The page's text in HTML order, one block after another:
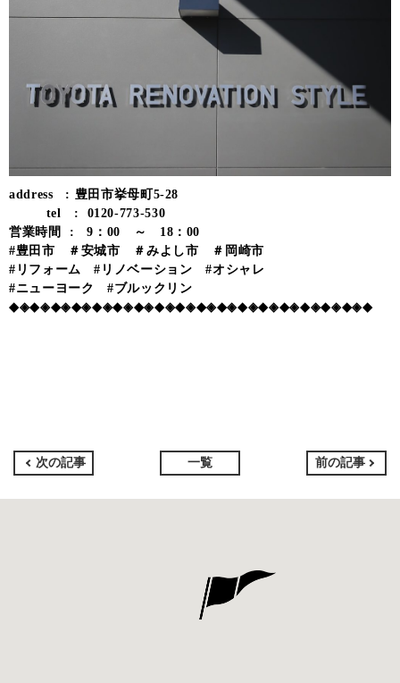
address : 豊田市挙母町5-28
tel : 0120-773-530
営業時間 : 9：00 ～ 18：00
#豊田市 ＃安城市 ＃みよし市 ＃岡崎市
#リフォーム #リノベーション #オシャレ
#ニューヨーク #ブルックリン
◆◈◆◈◆◈◆◈◆◈◆◈◆◈◆◈◆◈◆◈◆◈◆◈◆◈◆◈◆◈◆◈◆◈◆
次の記事 一覧 前の記事